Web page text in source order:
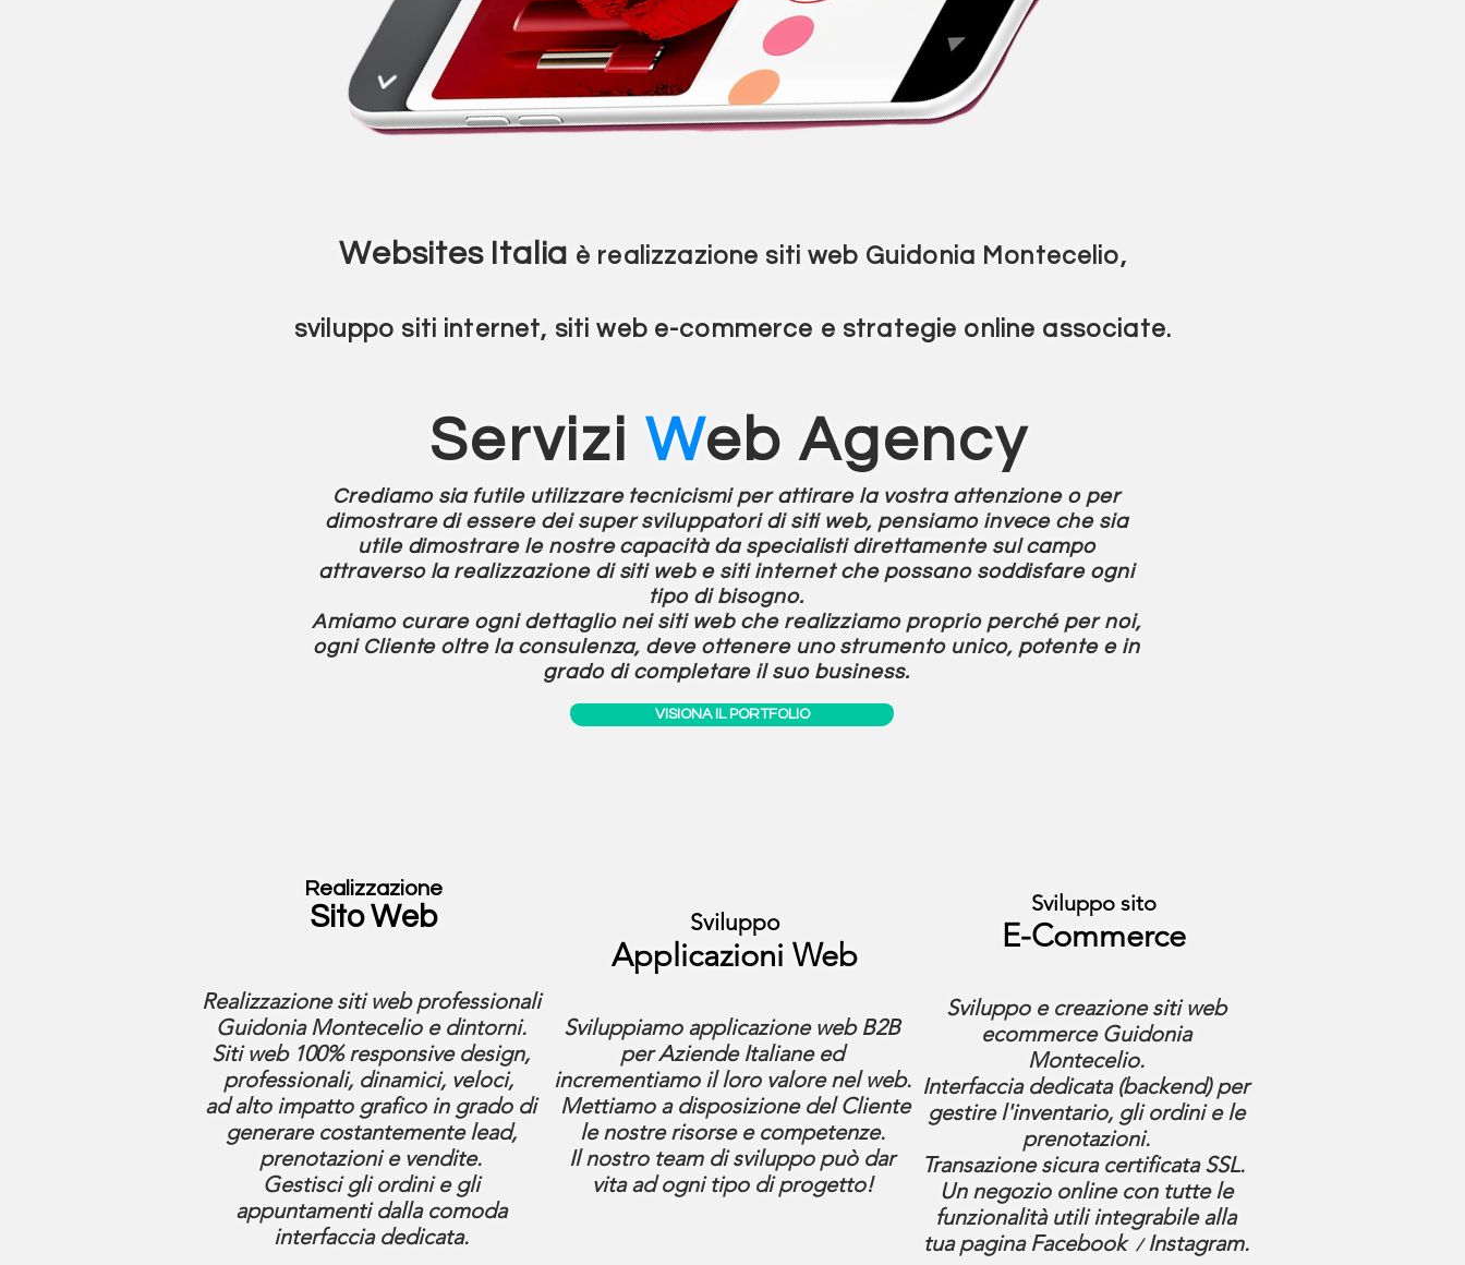
Websites Italia è realizzazione siti web Guidonia Montecelio,
sviluppo siti internet, siti web e-commerce e strategie online associate.
Servizi Web Agency
Crediamo sia futile utilizzare tecnicismi per attirare la vostra attenzione o per
dimostrare di essere dei super sviluppatori di siti web, pensiamo invece che sia
utile dimostrare le nostre capacità da specialisti direttamente sul campo
attraverso la realizzazione di siti web e siti internet che possano soddisfare ogni
tipo di bisogno.
Amiamo curare ogni dettaglio nei siti web che realizziamo proprio perché per noi,
ogni Cliente oltre la consulenza, deve ottenere uno strumento unico, potente e in
grado di completare il suo business.
VISIONA IL PORTFOLIO
Realizzazione
Sito Web
Realizzazione siti web professionali
Guidonia Montecelio e dintorni.
Siti web 100% responsive design,
professionali, dinamici, veloci,
ad alto impatto grafico in grado di
generare costantemente lead,
prenotazioni e vendite.
Gestisci gli ordini e gli
appuntamenti dalla comoda
interfaccia dedicata.
Sviluppo
Applicazioni Web
Sviluppo sito
E-Commerce
Sviluppiamo applicazione web B2B
per Aziende Italiane ed
incrementiamo il loro valore nel web.
Mettiamo a disposizione del Cliente
le nostre risorse e competenze.
Il nostro team di sviluppo può dar
vita ad ogni tipo di progetto!
Sviluppo e creazione siti web
ecommerce Guidonia
Montecelio.
Interfaccia dedicata (backend) per
gestire l'inventario, gli ordini e le
prenotazioni.
Transazione sicura certificata SSL.
Un negozio online con tutte le
funzionalità utili integrabile alla
tua pagina Facebook /Instagram.